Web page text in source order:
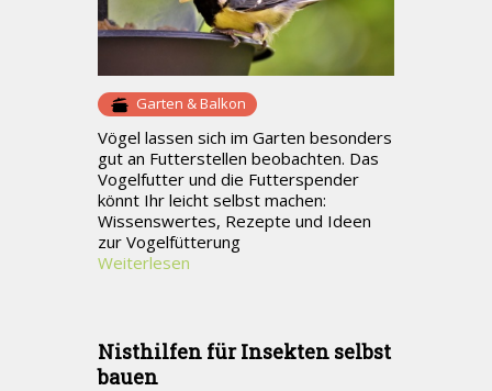
Garten & Balkon
Vögel lassen sich im Garten besonders
gut an Futterstellen beobachten. Das
Vogelfutter und die Futterspender
könnt Ihr leicht selbst machen:
Wissenswertes, Rezepte und Ideen
zur Vogelfütterung
Weiterlesen
Nisthilfen für Insekten selbst
bauen